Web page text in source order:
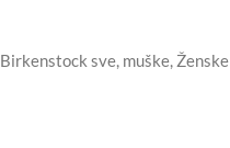
Birkenstock sve, muške, Ženske